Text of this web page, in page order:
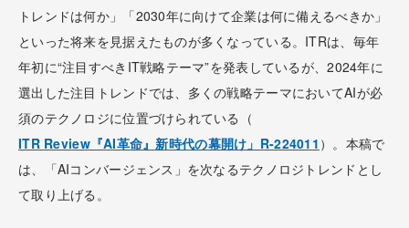
トレンドは何か」「2030年に向けて企業は何に備えるべきか」
といった将来を見据えたものが多くなっている。ITRは、毎年
年初に“注目すべきIT戦略テーマ”を発表しているが、2024年に
選出した注目トレンドでは、多くの戦略テーマにおいてAIが必
須のテクノロジに位置づけられている（
ITR Review『AI革命』新時代の幕開け」R-224011 ）。本稿で
は、「AIコンバージェンス」を次なるテクノロジトレンドとし
て取り上げる。